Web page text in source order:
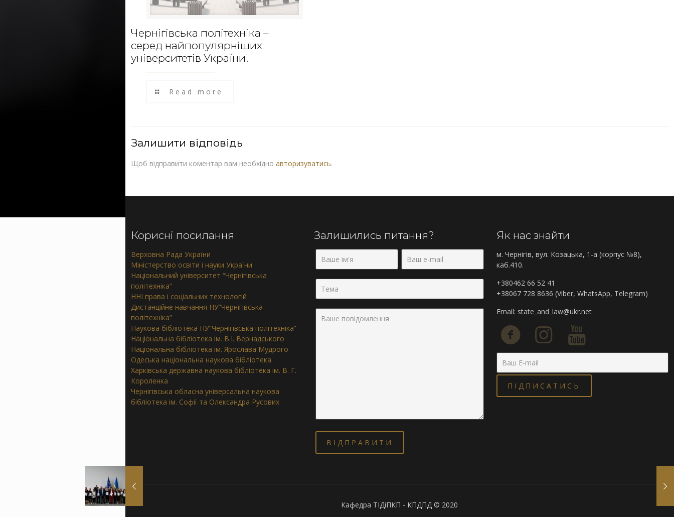
Чернігівська політехніка –
серед найпопулярніших
університетів України!
Read more
Залишити відповідь
Щоб відправити коментар вам необхідно авторизуватись.
Корисні посилання
Верховна Рада України
Міністерство освіти і науки України
Національний університет “Чернігівська
політехніка”
ННІ права і соціальних технологій
Дистанційне навчання НУ”Чернігівська
політехніка”
Наукова бібліотека НУ”Чернігівська політехніка”
Національна бібліотека ім. В.І. Вернадського
Національна бібліотека ім. Ярослава Мудрого
Одеська національна наукова бібліотека
Харківська державна наукова бібліотека ім. В. Г.
Короленка
Чернігівська обласна універсальна наукова
бібліотека ім. Софії та Олександра Русових
Залишились питання? Як нас знайти
м. Чернігів, вул. Козацька, 1-а (корпус №8),
каб.410.
+380462 66 52 41
+38067 728 8636 (Viber, WhatsApp, Telegram)
Email: state_and_law@ukr.net
Кафедра ТІДіПКП - КПДПД © 2020